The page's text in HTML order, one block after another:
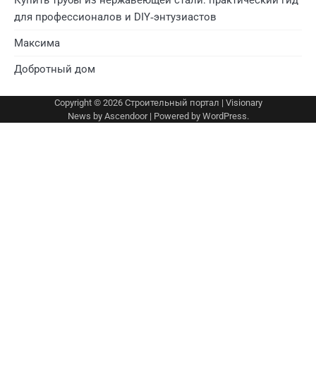
для профессионалов и DIY‑энтузиастов
Максима
Добротный дом
Copyright © 2026 Строительный портал | Visionary
News by Ascendoor| Powered by WordPress.